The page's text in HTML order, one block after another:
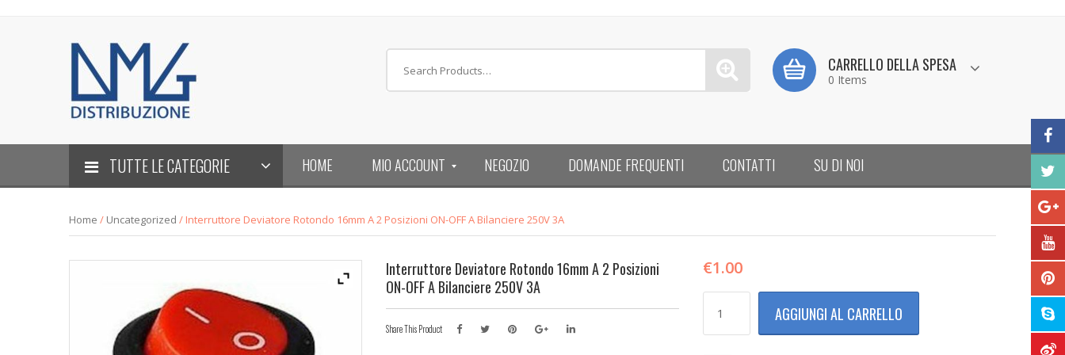
CARRELLO DELLA SPESA
0 Items
TUTTE LE CATEGORIE HOME MIO ACCOUNT NEGOZIO DOMANDE FREQUENTI CONTATTI SU DI NOI
Home / Uncategorized / Interruttore Deviatore Rotondo 16mm A 2 Posizioni ON-OFF A Bilanciere 250V 3A
Interruttore Deviatore Rotondo 16mm A 2 Posizioni
ON-OFF A Bilanciere 250V 3A
Share This Product
€1.00
deviatore
AGGIUNGI AL CARRELLO